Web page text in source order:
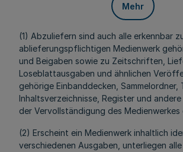
Mehr
(1) Abzuliefern sind auch alle erkennbar
ablieferungspflichtigen Medienwerk
und Beigaben sowie zu Zeitschriften,
Loseblattausgaben und ähnlichen
gehörige Einbanddecken, Sammelordner,
Inhaltsverzeichnisse, Register und
der Vervollständigung des Medienwerkes
(2) Erscheint ein Medienwerk inhaltlich
verschiedenen Ausgaben, unterliegen